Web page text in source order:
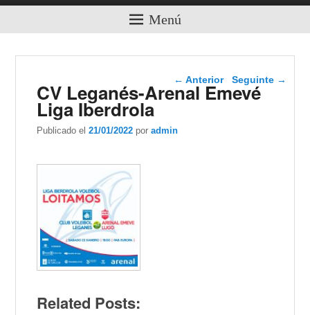
Menú
Navegador de artigos
← Anterior Seguinte →
CV Leganés-Arenal Emevé
Liga Iberdrola
Publicado el21/01/2022 poradmin
Related Posts: